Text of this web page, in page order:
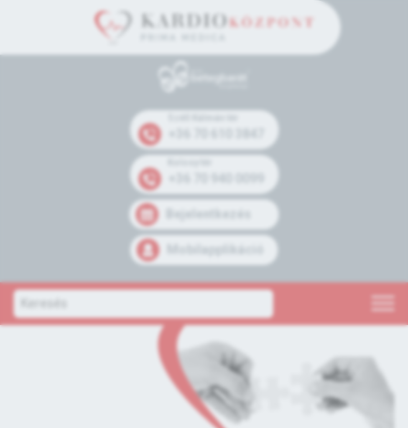
Bejelentkezés
Mobilapplikáció